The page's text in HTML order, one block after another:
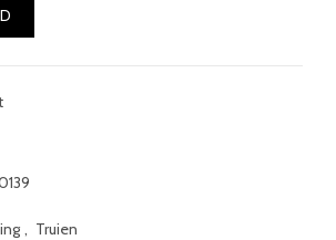
, Truien